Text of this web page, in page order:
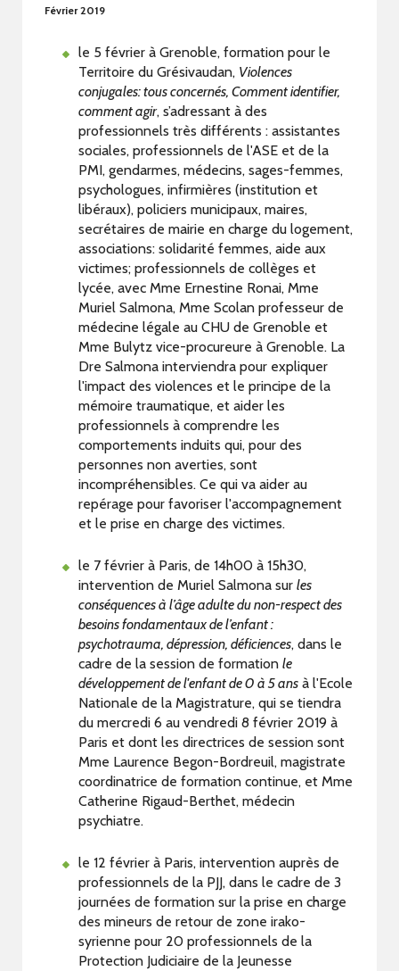
Février 2019
le 5 février à Grenoble, formation pour le
Territoire du Grésivaudan, Violences
conjugales: tous concernés, Comment identifier,
comment agir, s’adressant à des
professionnels très différents : assistantes
sociales, professionnels de l'ASE et de la
PMI, gendarmes, médecins, sages-femmes,
psychologues, infirmières (institution et
libéraux), policiers municipaux, maires,
secrétaires de mairie en charge du logement,
associations: solidarité femmes, aide aux
victimes; professionnels de collèges et
lycée, avec Mme Ernestine Ronai, Mme
Muriel Salmona, Mme Scolan professeur de
médecine légale au CHU de Grenoble et
Mme Bulytz vice-procureure à Grenoble. La
Dre Salmona interviendra pour expliquer
l'impact des violences et le principe de la
mémoire traumatique, et aider les
professionnels à comprendre les
comportements induits qui, pour des
personnes non averties, sont
incompréhensibles. Ce qui va aider au
repérage pour favoriser l'accompagnement
et le prise en charge des victimes.
le 7 février à Paris, de 14h00 à 15h30,
intervention de Muriel Salmona sur les
conséquences à l’âge adulte du non-respect des
besoins fondamentaux de l’enfant :
psychotrauma, dépression, déficiences, dans le
cadre de la session de formation le
développement de l'enfant de 0 à 5 ans à l'Ecole
Nationale de la Magistrature, qui se tiendra
du mercredi 6 au vendredi 8 février 2019 à
Paris et dont les directrices de session sont
Mme Laurence Begon-Bordreuil, magistrate
coordinatrice de formation continue, et Mme
Catherine Rigaud-Berthet, médecin
psychiatre.
le 12 février à Paris, intervention auprès de
professionnels de la PJJ, dans le cadre de 3
journées de formation sur la prise en charge
des mineurs de retour de zone irako-
syrienne pour 20 professionnels de la
Protection Judiciaire de la Jeunesse